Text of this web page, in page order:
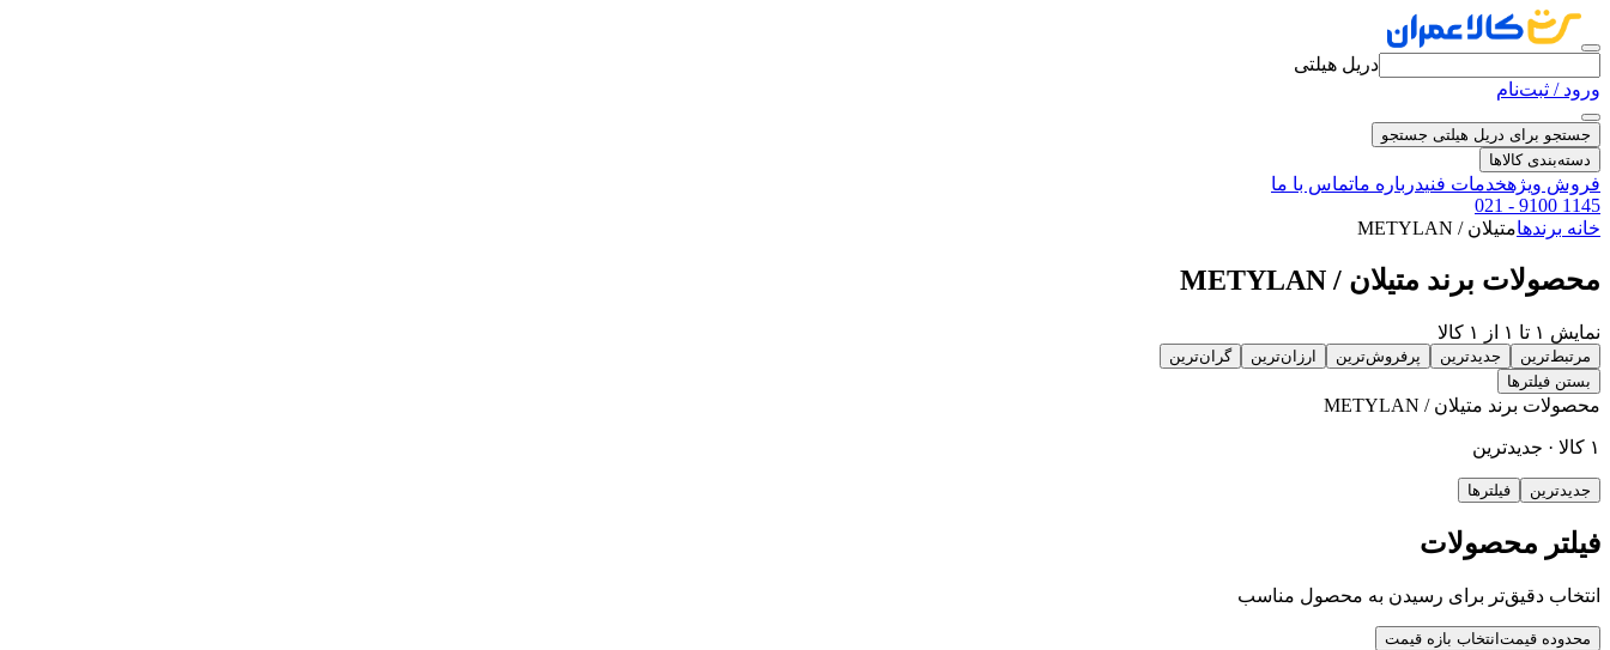
دریل هیلتی
ورود / ثبت‌نام
جستجو برای دریل هیلتی جستجو
دسته‌بندی کالاها
فروش ویژهخدمات فنیدرباره ماتماس با ما
021 - 9100 1145
خانه برندهامتیلان / METYLAN
محصولات برند متیلان / METYLAN
نمایش ۱ تا ۱ از ۱ کالا
مرتبط‌ترین جدیدترین پرفروش‌ترین ارزان‌ترین
گران‌ترین
بستن فیلترها
محصولات برند متیلان / METYLAN
۱ کالا · جدیدترین
جدیدترین فیلترها
فیلتر محصولات
انتخاب دقیق‌تر برای رسیدن به محصول مناسب
محدوده قیمتانتخاب بازه قیمت